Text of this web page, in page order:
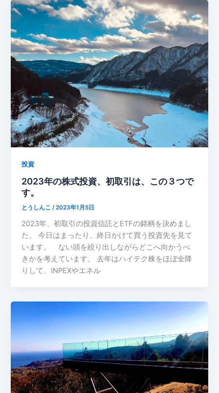
投資
2023年の株式投資、初取引は、この３つで
す。
とうしんこ/2023年1月5日
2023年、初取引の投資信託とETFの銘柄を決めまし
た。 今日はまったり、終日かけて買う投資先を見て
います。 ない頭を絞り出しながらどこへ向かうべ
きかを考えています。 去年はハイテク株をほぼ全降
りして、INPEXやエネル